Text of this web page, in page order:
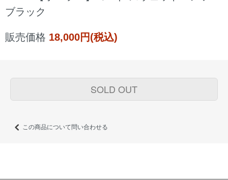
ブラック
販売価格 18,000円(税込)
SOLD OUT
この商品について問い合わせる